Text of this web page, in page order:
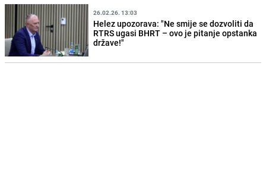
26.02.26. 13:03
Helez upozorava: "Ne smije se dozvoliti da
RTRS ugasi BHRT – ovo je pitanje opstanka
države!"